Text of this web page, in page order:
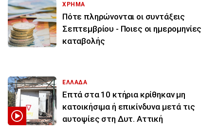
ΧΡΗΜΑ
Πότε πληρώνονται οι συντάξεις
Σεπτεμβρίου - Ποιες οι ημερομηνίες
καταβολής
ΕΛΛΑΔΑ
Επτά στα 10 κτήρια κρίθηκαν μη
κατοικήσιμα ή επικίνδυνα μετά τις
αυτοψίες στη Δυτ. Αττική